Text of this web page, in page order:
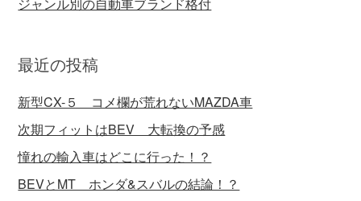
最近の投稿
新型CX-５ コメ欄が荒れないMAZDA車
次期フィットはBEV 大転換の予感
憧れの輸入車はどこに行った！？
BEVとMT ホンダ&スバルの結論！？